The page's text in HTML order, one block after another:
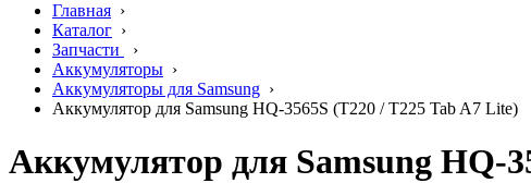
Главная ›
Каталог ›
Запчасти
›
Аккумуляторы ›
Аккумуляторы для Samsung ›
Аккумулятор для Samsung HQ-3565S (T220 / T225 Tab A7 Lite)
Аккумулятор для Samsung HQ-